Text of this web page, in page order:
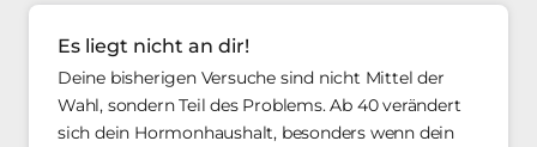
Es liegt nicht an dir!
Deine bisherigen Versuche sind nicht Mittel der
Wahl, sondern Teil des Problems. Ab 40 verändert
sich dein Hormonhaushalt, besonders wenn dein